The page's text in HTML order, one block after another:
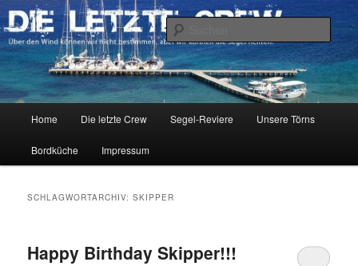
Zum
primären
Inhalt
springen
Zum
sekundären
Inhalt
springenDIE LETZTE CREW
Über den Wind können wir nicht bestimmen, aber wir können die Segel
richten.
Home Die letzte Crew Segel-Reviere Unsere Törns
Bordküche Impressum
SCHLAGWORTARCHIV:SKIPPER
Happy Birthday Skipper!!!